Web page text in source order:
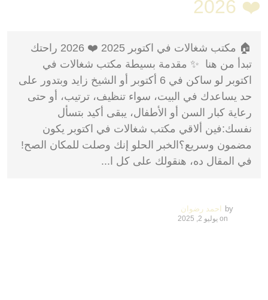
❤️ 2026
🏠 مكتب شغالات في اكتوبر 2025 ❤️ 2026 راحتك
تبدأ من هنا ✨ مقدمة بسيطة مكتب شغالات في
اكتوبر لو ساكن في 6 أكتوبر أو الشيخ زايد وبتدور على
حد يساعدك في البيت، سواء تنظيف، ترتيب، أو حتى
رعاية كبار السن أو الأطفال، يبقى أكيد بتسأل
نفسك:فين ألاقي مكتب شغالات في اكتوبر يكون
مضمون وسريع؟الخبر الحلو إنك وصلت للمكان الصح!
في المقال ده، هنقولك على كل ا...
by احمد رضوان
on يوليو 2, 2025